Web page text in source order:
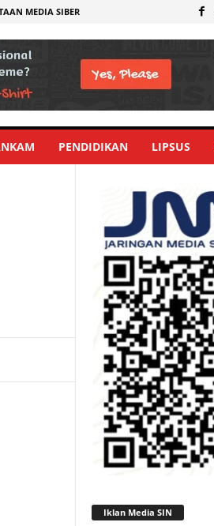
MEDIA SIBER
PENDIDIKAN LIPSUS
Iklan Media SIN